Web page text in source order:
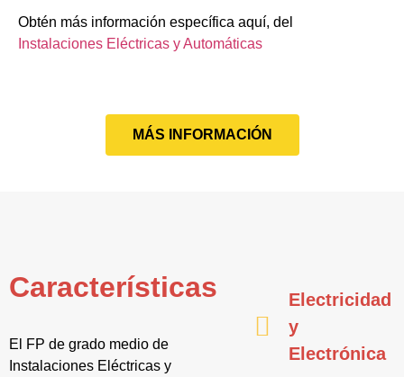
Obtén más información específica aquí, del
Instalaciones Eléctricas y Automáticas
MÁS INFORMACIÓN
Características
El FP de grado medio de
Instalaciones Eléctricas y
Electricidad
y
Electrónica